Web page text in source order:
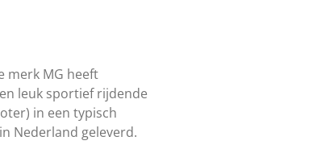
merk MG heeft
leuk sportief rijdende
in een typisch
Nederland geleverd.